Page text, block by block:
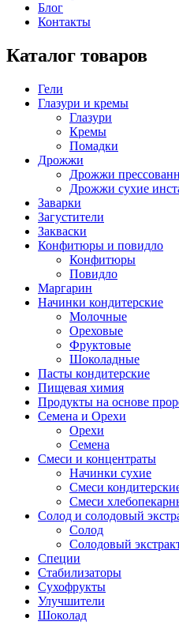
Блог
Контакты
Каталог товаров
Гели
Глазури и кремы
Глазури
Кремы
Помадки
Дрожжи
Дрожжи
Дрожжи сухие
Заварки
Загустители
Закваски
Конфитюры и повидло
Конфитюры
Повидло
Маргарин
Начинки кондитерские
Молочные
Ореховые
Фруктовые
Шоколадные
Пасты кондитерские
Пищевая химия
Продукты на основе
Семена и Орехи
Орехи
Семена
Смеси и концентраты
Начинки сухие
Смеси
Смеси
Солод и солодовый
Солод
Солодовый
Специи
Стабилизаторы
Сухофрукты
Улучшители
Шоколад